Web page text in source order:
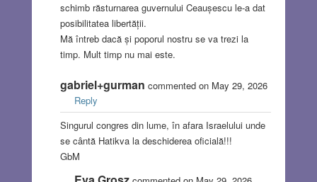
schimb răsturnarea guvernului Ceaușescu le-a dat
posibilitatea libertății.
Mă întreb dacă și poporul nostru se va trezi la
timp. Mult timp nu mai este.
gabriel+gurman commented on May 29, 2026
Reply
Singurul congres din lume, în afara Israelului unde
se cântă Hatikva la deschiderea oficială!!!
GbM